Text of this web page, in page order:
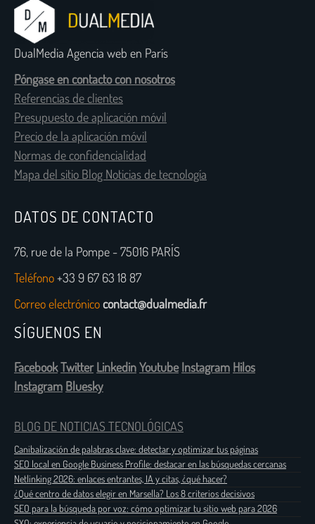
DualMedia Agencia web en París
Póngase en contacto con nosotros
Referencias de clientes
Presupuesto de aplicación móvil
Precio de la aplicación móvil
Normas de confidencialidad
Mapa del sitio Blog Noticias de tecnología
DATOS DE CONTACTO
76, rue de la Pompe - 75016 PARÍS
Teléfono+33 9 67 63 18 87
Correo electrónicocontact@dualmedia.fr
SÍGUENOS EN
FacebookTwitter LinkedinYoutube Instagram Hilos
Instagram Bluesky
BLOG DE NOTICIAS TECNOLÓGICAS
Canibalización de palabras clave: detectar y optimizar tus páginas
SEO local en Google Business Profile: destacar en las búsquedas cercanas
Netlinking 2026: enlaces entrantes, IA y citas, ¿qué hacer?
¿Qué centro de datos elegir en Marsella? Los 8 criterios decisivos
SEO para la búsqueda por voz: cómo optimizar tu sitio web para 2026